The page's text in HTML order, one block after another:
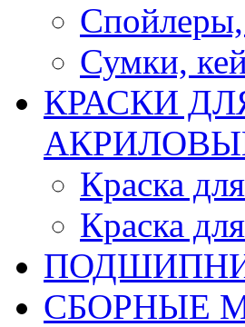
Сумки,
КРАСКИ
Краска
Краска
CБОРНЫЕ